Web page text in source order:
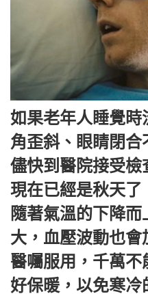
如果老年人睡覺時
角歪斜、眼睛閉
儘快到醫院接受檢
現在已經是秋天了
隨著氣溫的下降
大，血壓波動也
醫囑服用，千萬
好保暖，以免寒